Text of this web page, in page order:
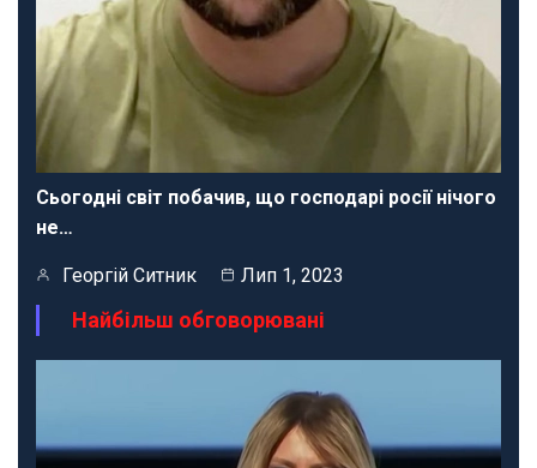
Сьогодні світ побачив, що господарі росії нічого
не…
Георгій Ситник Лип 1, 2023
Найбільш обговорювані